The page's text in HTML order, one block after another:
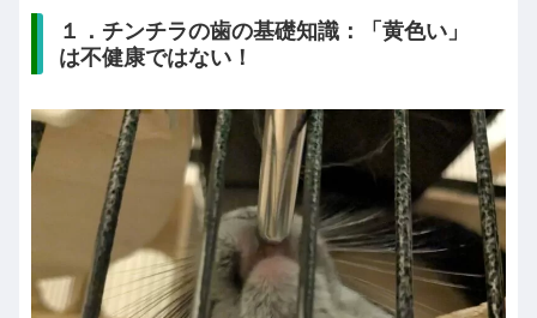
１．チンチラの歯の基礎知識：「黄色い」
は不健康ではない！